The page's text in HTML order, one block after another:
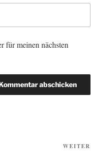
für meinen nächsten
WEITER